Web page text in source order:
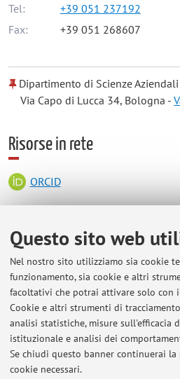
Questo sito web
Nel nostro sito utilizziamo sia cookie
funzionamento, sia cookie e altri
facoltativi che potrai attivare solo con
Cookie e altri strumenti di
analisi statistiche, misure sull'efficacia
istituzionale e analisi dei
Se chiudi questo banner continuerai
cookie necessari.
Tel:
+39 051 237192
Fax:
+39 051 268607
Dipartimento di Scienze Aziendali
Via Capo di Lucca 34, Bologna -
Risorse in rete
ORCID
Orario di ricevimento
durante il periodo delle lezioni il
16.00 dopo la lezione in aula 16
Sempre contattabile via e-mail:
anche per variazioni di data/ora di